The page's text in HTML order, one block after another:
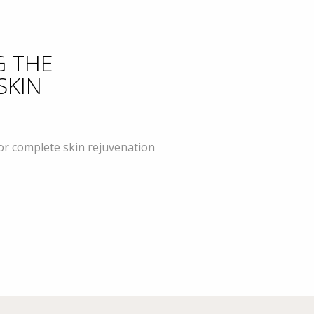
THE
complete skin rejuvenation